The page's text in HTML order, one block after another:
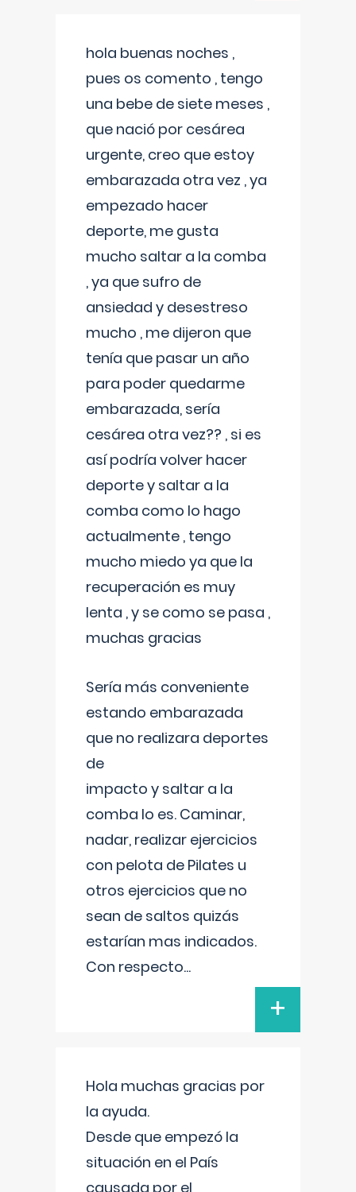
hola buenas noches ,
pues os comento , tengo
una bebe de siete meses ,
que nació por cesárea
urgente, creo que estoy
embarazada otra vez , ya
empezado hacer
deporte, me gusta
mucho saltar a la comba
, ya que sufro de
ansiedad y desestreso
mucho , me dijeron que
tenía que pasar un año
para poder quedarme
embarazada, sería
cesárea otra vez?? , si es
así podría volver hacer
deporte y saltar a la
comba como lo hago
actualmente , tengo
mucho miedo ya que la
recuperación es muy
lenta , y se como se pasa ,
muchas gracias
Sería más conveniente
estando embarazada
que no realizara deportes
de
impacto y saltar a la
comba lo es. Caminar,
nadar, realizar ejercicios
con pelota de Pilates u
otros ejercicios que no
sean de saltos quizás
estarían mas indicados.
Con respecto...
+
Hola muchas gracias por
la ayuda.
Desde que empezó la
situación en el País
causada por el